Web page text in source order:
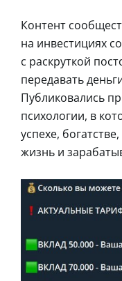
Контент
на инвестициях
с раскруткой
передавать
Публиковались
психологии, в
успехе,
жизнь и